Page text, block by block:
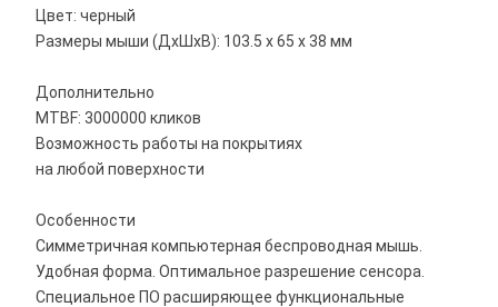
Цвет: черный
Размеры мыши (ДхШхВ): 103.5 х 65 х 38 мм
Дополнительно
MTBF: 3000000 кликов
Возможность работы на покрытиях
на любой поверхности
Особенности
Симметричная компьютерная беспроводная мышь.
Удобная форма. Оптимальное разрешение сенсора.
Специальное ПО расширяющее функциональные